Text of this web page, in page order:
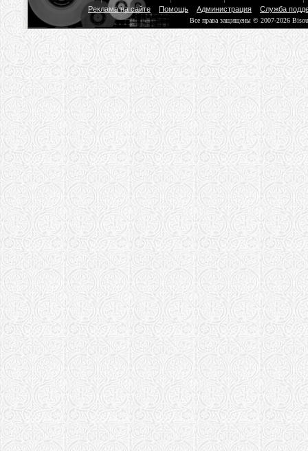
Реклама на сайте
Помощь Администрация Служба
Все права защищены © 2007-2026